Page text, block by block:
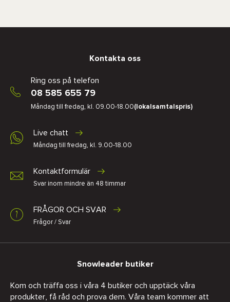
Kontakta oss
Ring oss på telefon
08 585 655 79
Måndag till fredag, kl. 09.00-18.00(lokalsamtalspris)
Live chatt
Måndag till fredag, kl. 9.00-18.00
Kontaktformulär
Svar inom mindre än 48 timmar
FRÅGOR OCH SVAR
Frågor / Svar
Snowleader butiker
Kom och träffa oss i våra 4 butiker och upptäck våra
produkter, få råd och prova dem. Våra team kommer att